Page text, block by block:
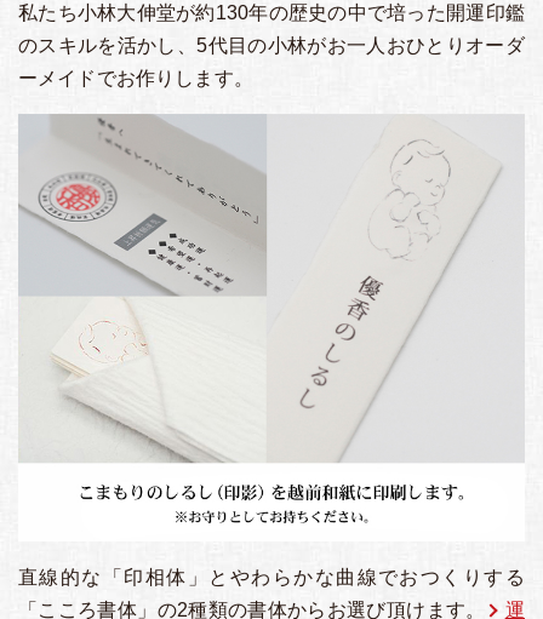
私たち小林大伸堂が約130年の歴史の中で培った開運印鑑
のスキルを活かし、5代目の小林がお一人おひとりオーダ
ーメイドでお作りします。
直線的な「印相体」とやわらかな曲線でおつくりする
「こころ書体」の2種類の書体からお選び頂けます。
運